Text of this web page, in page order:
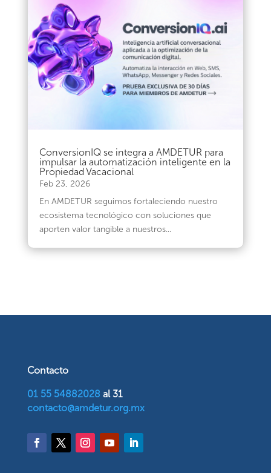
ConversionIQ se integra a AMDETUR para
impulsar la automatización inteligente en la
Propiedad Vacacional
Feb 23, 2026
En AMDETUR seguimos fortaleciendo nuestro
ecosistema tecnológico con soluciones que
aporten valor tangible a nuestros...
Contacto
01 55 54882028 al 31
contacto@amdetur.org.mx